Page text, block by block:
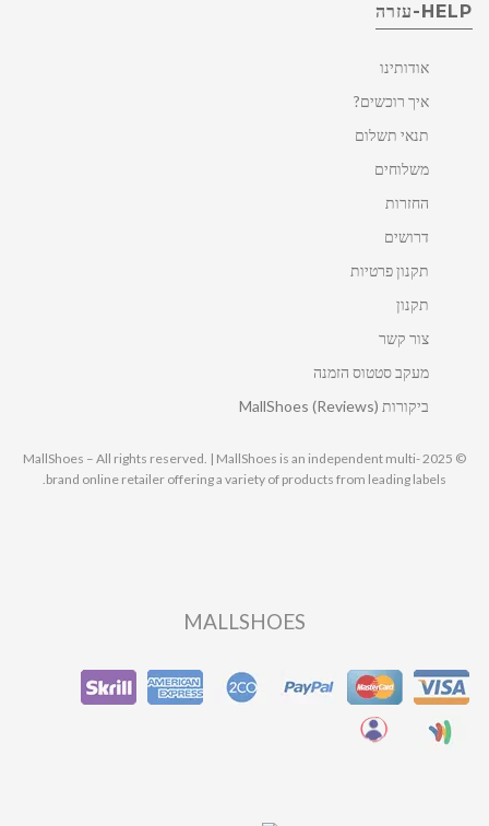
HELP-עזרה
אודותינו
איך רוכשים?
תנאי תשלום
משלוחים
החזרות
דרושים
תקנון פרטיות
תקנון
צור קשר
מעקב סטטוס הזמנה
ביקורות MallShoes (Reviews)
© 2025 MallShoes – All rights reserved. | MallShoes is an independent multi-
brand online retailer offering a variety of products from leading labels.
MALLSHOES